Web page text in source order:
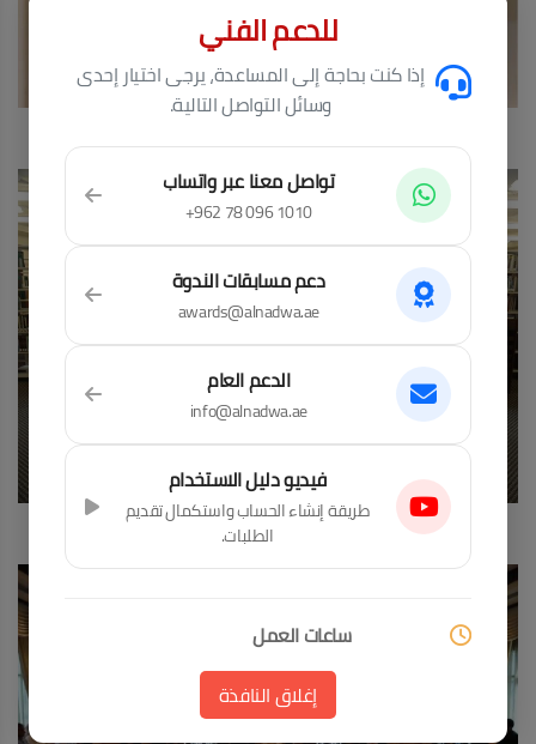
جماليات الخط العربي
في رحاب المكتبة
للدعم الفني
إذا كنت بحاجة إلى المساعدة، يرجى اختيار إحدى
وسائل التواصل التالية.
تواصل معنا عبر واتساب
+962 78 096 1010
دعم مسابقات الندوة
awards@alnadwa.ae
الدعم العام
info@alnadwa.ae
فيديو دليل الاستخدام
طريقة إنشاء الحساب واستكمال تقديم
الطلبات.
ساعات العمل
من السبت إلى الخميس
بتوقيت دولة الإمارات العربية المتحدة
إغلاق النافذة